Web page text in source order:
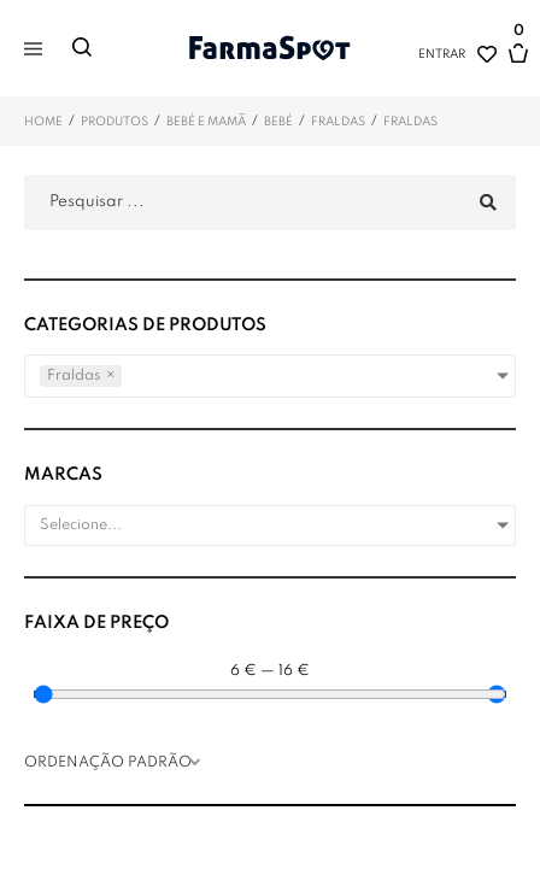
ENTRAR
0
HOME / PRODUTOS / BEBÉ E MAMÃ / BEBÉ / FRALDAS / FRALDAS
CATEGORIAS DE PRODUTOS
Fraldas ×
MARCAS
Selecione...
FAIXA DE PREÇO
6 € — 16 €